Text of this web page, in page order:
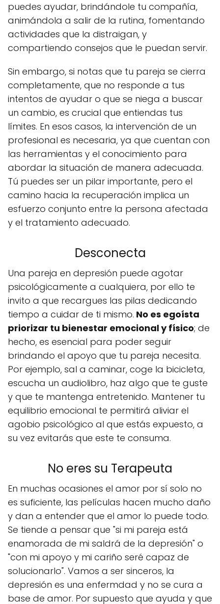
puedes ayudar, brindándole tu compañía,
animándola a salir de la rutina, fomentando
actividades que la distraigan, y
compartiendo consejos que le puedan servir.
Sin embargo, si notas que tu pareja se cierra
completamente, que no responde a tus
intentos de ayudar o que se niega a buscar
un cambio, es crucial que entiendas tus
límites. En esos casos, la intervención de un
profesional es necesaria, ya que cuentan con
las herramientas y el conocimiento para
abordar la situación de manera adecuada.
Tú puedes ser un pilar importante, pero el
camino hacia la recuperación implica un
esfuerzo conjunto entre la persona afectada
y el tratamiento adecuado.
Desconecta
Una pareja en depresión puede agotar
psicológicamente a cualquiera, por ello te
invito a que recargues las pilas dedicando
tiempo a cuidar de ti mismo. No es egoísta
priorizar tu bienestar emocional y físico; de
hecho, es esencial para poder seguir
brindando el apoyo que tu pareja necesita.
Por ejemplo, sal a caminar, coge la bicicleta,
escucha un audiolibro, haz algo que te guste
y que te mantenga entretenido. Mantener tu
equilibrio emocional te permitirá aliviar el
agobio psicológico al que estás expuesto, a
su vez evitarás que este te consuma.
No eres su Terapeuta
En muchas ocasiones el amor por sí solo no
es suficiente, las películas hacen mucho daño
y dan a entender que el amor lo puede todo.
Se tiende a pensar que "si mi pareja está
enamorada de mi saldrá de la depresión" o
"con mi apoyo y mi cariño seré capaz de
solucionarlo". Vamos a ser sinceros, la
depresión es una enfermdad y no se cura a
base de amor. Por supuesto que ayuda y que